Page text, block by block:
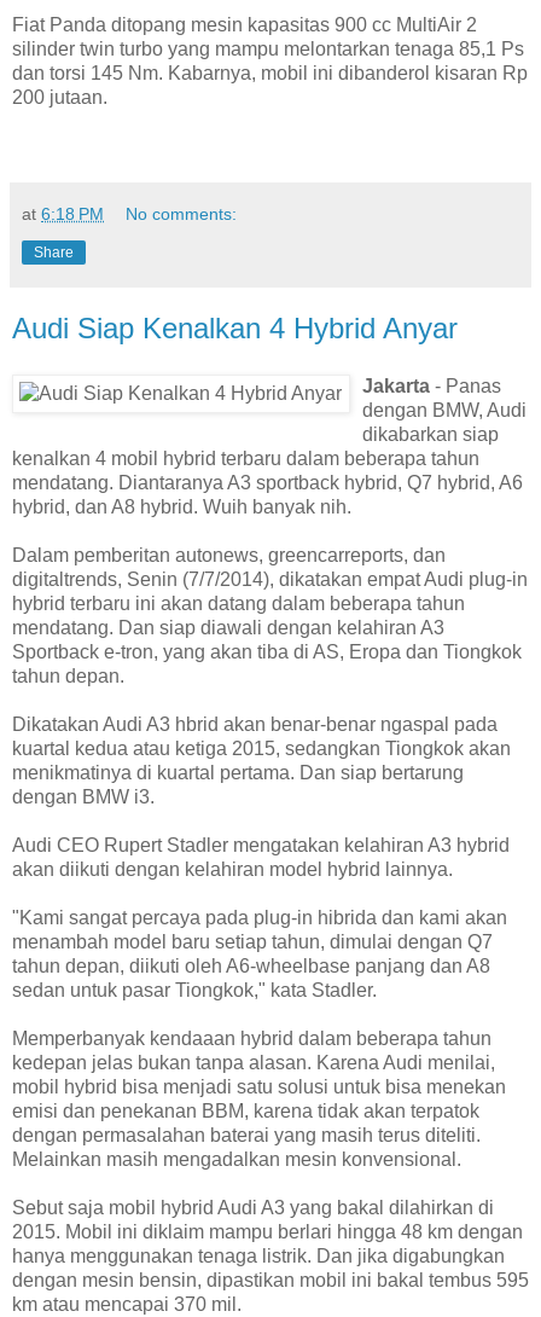
Fiat Panda ditopang mesin kapasitas 900 cc MultiAir 2
silinder twin turbo yang mampu melontarkan tenaga 85,1 Ps
dan torsi 145 Nm. Kabarnya, mobil ini dibanderol kisaran Rp
200 jutaan.
at 6:18 PM No comments:
Share
Audi Siap Kenalkan 4 Hybrid Anyar
Jakarta - Panas
dengan BMW, Audi
dikabarkan siap
kenalkan 4 mobil hybrid terbaru dalam beberapa tahun
mendatang. Diantaranya A3 sportback hybrid, Q7 hybrid, A6
hybrid, dan A8 hybrid. Wuih banyak nih.
Dalam pemberitan autonews, greencarreports, dan
digitaltrends, Senin (7/7/2014), dikatakan empat Audi plug-in
hybrid terbaru ini akan datang dalam beberapa tahun
mendatang. Dan siap diawali dengan kelahiran A3
Sportback e-tron, yang akan tiba di AS, Eropa dan Tiongkok
tahun depan.
Dikatakan Audi A3 hbrid akan benar-benar ngaspal pada
kuartal kedua atau ketiga 2015, sedangkan Tiongkok akan
menikmatinya di kuartal pertama. Dan siap bertarung
dengan BMW i3.
Audi CEO Rupert Stadler mengatakan kelahiran A3 hybrid
akan diikuti dengan kelahiran model hybrid lainnya.
"Kami sangat percaya pada plug-in hibrida dan kami akan
menambah model baru setiap tahun, dimulai dengan Q7
tahun depan, diikuti oleh A6-wheelbase panjang dan A8
sedan untuk pasar Tiongkok," kata Stadler.
Memperbanyak kendaaan hybrid dalam beberapa tahun
kedepan jelas bukan tanpa alasan. Karena Audi menilai,
mobil hybrid bisa menjadi satu solusi untuk bisa menekan
emisi dan penekanan BBM, karena tidak akan terpatok
dengan permasalahan baterai yang masih terus diteliti.
Melainkan masih mengadalkan mesin konvensional.
Sebut saja mobil hybrid Audi A3 yang bakal dilahirkan di
2015. Mobil ini diklaim mampu berlari hingga 48 km dengan
hanya menggunakan tenaga listrik. Dan jika digabungkan
dengan mesin bensin, dipastikan mobil ini bakal tembus 595
km atau mencapai 370 mil.